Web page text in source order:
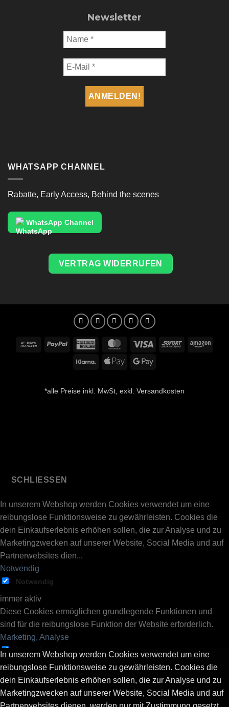
Newsletter
WHATSAPP CHANNEL
Rabatte, Early Access, Behind the scenes
WhatsApp Channel
VERTRAG WIDERRUFEN
Bank
PayPal
American
Express
MasterCardVisa Sofort
Klarna
Apple
Google
*alle Preise inkl. MwSt, exkl. Versandkosten
In unserem Webshop werden Cookies verwendet um eine
reibungslose Funktionsweise zu gewährleisten. Cookies die
dein Einkaufserlebnis erhöhen sollen, die zur Analyse und zu
Marketingzwecken auf unserer Website, Social Media und auf
SCHLIESSEN
In unserem Webshop werden Cookies verwendet um eine
reibungslose Funktionsweise zu gewährleisten. Cookies die
dein Einkaufserlebnis erhöhen sollen, die zur Analyse und zu
Marketingzwecken auf unserer Website, Social Media und auf
Partnerwebsites dien...
Notwendig
Notwendig
immer aktiv
Diese Cookies ermöglichen grundlegende Funktionen und
sind für die reibungslose Funktion der Website erforderlich.
Marketing, Analyse
Marketing, Analyse
Diese Cookies werden von Drittanbietern und Publishern
verwendet, um personalisierte Werbung anzuzeigen und
Statistiken aufzustellen. Sie tun dies, indem sie Besucher über